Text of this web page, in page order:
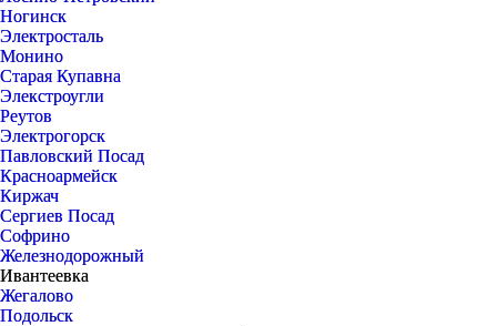
Ногинск
Электросталь
Монино
Старая Купавна
Элекстроугли
Реутов
Электрогорск
Павловский Посад
Красноармейск
Киржач
Сергиев Посад
Софрино
Железнодорожный
Ивантеевка
Жегалово
Подольск